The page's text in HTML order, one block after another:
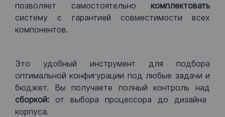
позволяет самостоятельно комплектовать
систему с гарантией совместимости всех
компонентов.
Это удобный инструмент для подбора
оптимальной конфигурации под любые задачи и
бюджет. Вы получаете полный контроль над
сборкой: от выбора процессора до дизайна
корпуса.